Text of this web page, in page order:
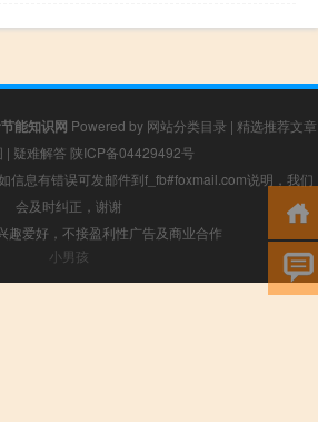
能知识网 Powered by 网站分类目录 | 精选推荐文章
| 疑难解答 陕ICP备04429492号
信息有错误可发邮件到f_fb#foxmail.com说明，我们
会及时纠正，谢谢
趣爱好，不接盈利性广告及商业合作
小男孩